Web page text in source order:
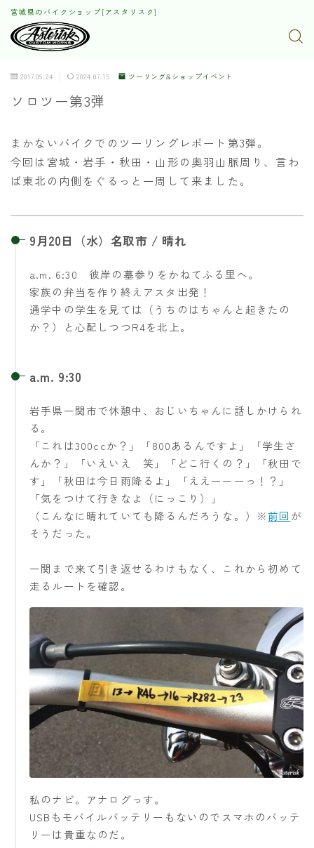
宮城県のバイクショップ[アスタリスク]
2017.09.24 2024.07.15 ツーリング&ショップイベント
ソロツー第3弾
まかないバイクでのツーリングレポート第3弾。
今回は宮城・岩手・秋田・山形の奥羽山脈周り、言わ
ば東北の内側をぐるっと一周して来ました。
9月20日（水）名取市 / 晴れ
a.m. 6:30 彼岸の墓参りをかねてふる里へ。
家族の弁当を作り終えアスタ出発！
通学中の学生を見ては（うちのはちゃんと起きたの
か？）と心配しつつR4を北上。
a.m. 9:30
岩手県一関市で休憩中、おじいちゃんに話しかけられ
る。
「これは300ccか？」「800あるんですよ」「学生さ
んか？」「いえいえ 笑」「どこ行くの？」「秋田で
す」「秋田は今日雨降るよ」「ええーーーっ！？」
「気をつけて行きなよ（にっこり）」
（こんなに晴れていても降るんだろうな。）※前回 が
そうだった。
一関まで来て引き返せるわけもなく、これから初めて
走るルートを確認。
私のナビ。アナログっす。
USBもモバイルバッテリーもないのでスマホのバッテ
リーは貴重なのだ。